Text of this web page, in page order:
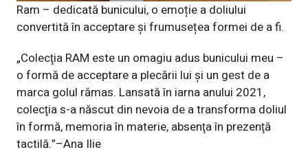
Ram – dedicată bunicului, o emoție a doliului
convertită în acceptare și frumusețea formei de a fi.
„Colecţia RAM este un omagiu adus bunicului meu –
o formă de acceptare a plecării lui și un gest de a
marca golul rămas. Lansată în iarna anului 2021,
colecţia s-a născut din nevoia de a transforma doliul
în formă, memoria în materie, absenţa în prezenţă
tactilă.”–Ana Ilie